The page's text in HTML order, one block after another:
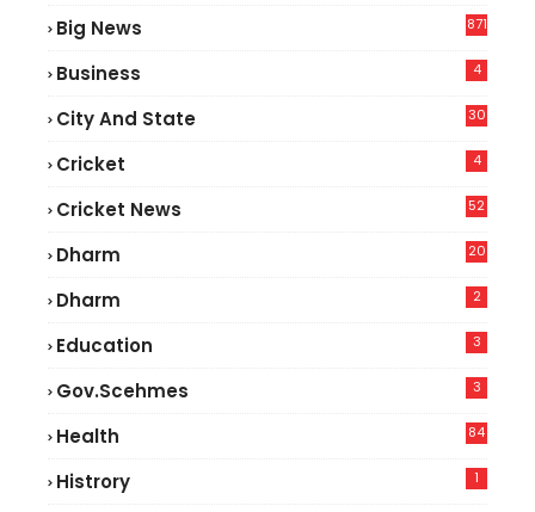
Big News 871
Business 4
City And State 30
Cricket 4
Cricket News
52
Dharm 20
Dharm 2
Education 3
Gov.scehmes 3
Health
84
Histrory 1